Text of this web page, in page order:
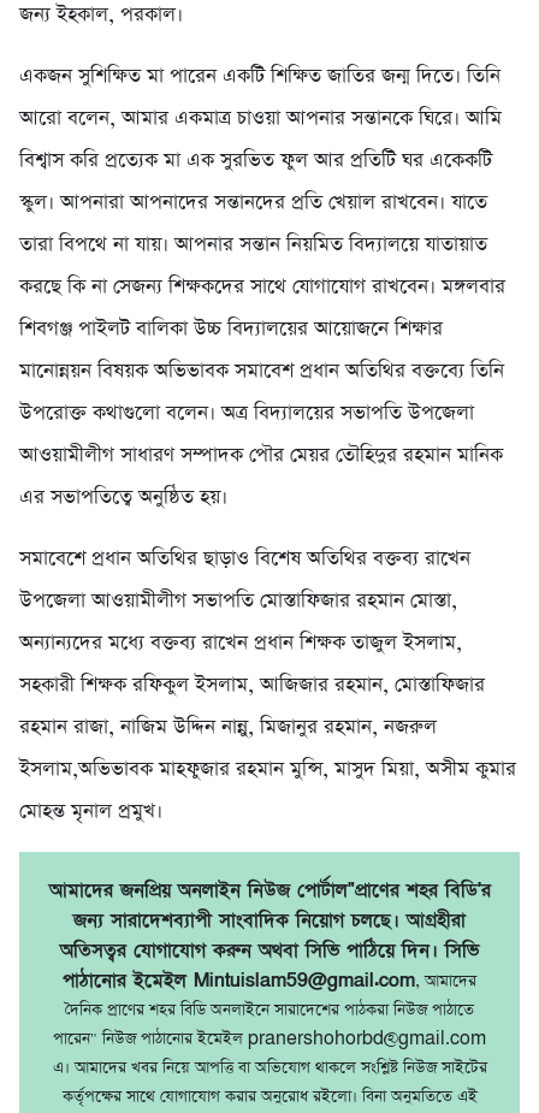
জন্য ইহকাল, পরকাল।
একজন সুশিক্ষিত মা পারেন একটি শিক্ষিত জাতির জন্ম দিতে। তিনি
আরো বলেন, আমার একমাত্র চাওয়া আপনার সন্তানকে ঘিরে। আমি
বিশ্বাস করি প্রত্যেক মা এক সুরভিত ফুল আর প্রতিটি ঘর একেকটি
স্কুল। আপনারা আপনাদের সন্তানদের প্রতি খেয়াল রাখবেন। যাতে
তারা বিপথে না যায়। আপনার সন্তান নিয়মিত বিদ্যালয়ে যাতায়াত
করছে কি না সেজন্য শিক্ষকদের সাথে যোগাযোগ রাখবেন। মঙ্গলবার
শিবগঞ্জ পাইলট বালিকা উচ্চ বিদ্যালয়ের আয়োজনে শিক্ষার
মানোন্নয়ন বিষয়ক অভিভাবক সমাবেশ প্রধান অতিথির বক্তব্যে তিনি
উপরোক্ত কথাগুলো বলেন। অত্র বিদ্যালয়ের সভাপতি উপজেলা
আওয়ামীলীগ সাধারণ সম্পাদক পৌর মেয়র তৌহিদুর রহমান মানিক
এর সভাপতিত্বে অনুষ্ঠিত হয়।
সমাবেশে প্রধান অতিথির ছাড়াও বিশেষ অতিথির বক্তব্য রাখেন
উপজেলা আওয়ামীলীগ সভাপতি মোস্তাফিজার রহমান মোস্তা,
অন্যান্যদের মধ্যে বক্তব্য রাখেন প্রধান শিক্ষক তাজুল ইসলাম,
সহকারী শিক্ষক রফিকুল ইসলাম, আজিজার রহমান, মোস্তাফিজার
রহমান রাজা, নাজিম উদ্দিন নান্নু, মিজানুর রহমান, নজরুল
ইসলাম,অভিভাবক মাহফুজার রহমান মুন্সি, মাসুদ মিয়া, অসীম কুমার
মোহন্ত মৃনাল প্রমুখ।
আমাদের জনপ্রিয় অনলাইন নিউজ পোর্টাল"প্রাণের শহর বিডি'র
জন্য সারাদেশব্যাপী সাংবাদিক নিয়োগ চলছে। আগ্রহীরা
অতিসত্বর যোগাযোগ করুন অথবা সিভি পাঠিয়ে দিন। সিভি
পাঠানোর ইমেইল Mintuislam59@gmail.com, আমাদের
দৈনিক প্রাণের শহর বিডি অনলাইনে সারাদেশের পাঠকরা নিউজ পাঠাতে
পারেন" নিউজ পাঠানোর ইমেইল pranershohorbd@gmail.com
এ। আমাদের খবর নিয়ে আপত্তি বা অভিযোগ থাকলে সংশ্লিষ্ট নিউজ সাইটের
কর্তৃপক্ষের সাথে যোগাযোগ করার অনুরোধ রইলো। বিনা অনুমতিতে এই